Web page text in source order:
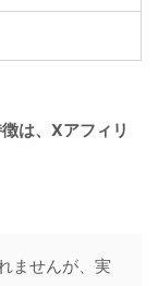
は、Xアフィリ
ませんが、実